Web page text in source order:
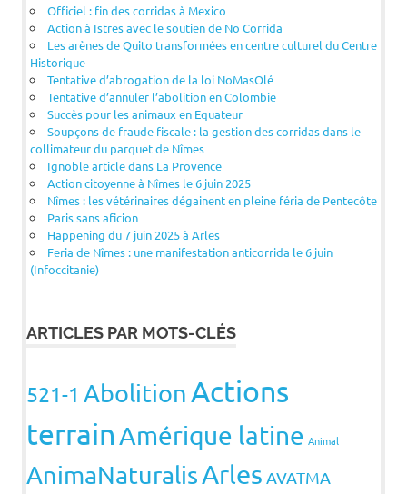
Officiel : fin des corridas à Mexico
Action à Istres avec le soutien de No Corrida
Les arènes de Quito transformées en centre culturel du Centre
Historique
Tentative d’abrogation de la loi NoMasOlé
Tentative d’annuler l’abolition en Colombie
Succès pour les animaux en Equateur
Soupçons de fraude fiscale : la gestion des corridas dans le
collimateur du parquet de Nîmes
Ignoble article dans La Provence
Action citoyenne à Nîmes le 6 juin 2025
Nîmes : les vétérinaires dégainent en pleine féria de Pentecôte
Paris sans aficion
Happening du 7 juin 2025 à Arles
Feria de Nîmes : une manifestation anticorrida le 6 juin
(Infoccitanie)
ARTICLES PAR MOTS-CLÉS
521-1 AbolitionActions
terrainAmérique latine Animal
AnimaNaturalisArles AVATMA